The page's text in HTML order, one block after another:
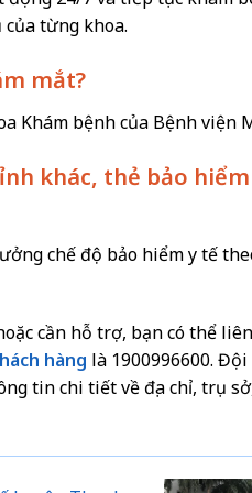
của từng khoa.
mắt?
Khám bệnh của Bệnh viện
khác, thẻ bảo
chế độ bảo hiểm y tế
cần hỗ trợ, bạn có thể
hàng là 1900996600.
tin chi tiết về địa chỉ, trụ